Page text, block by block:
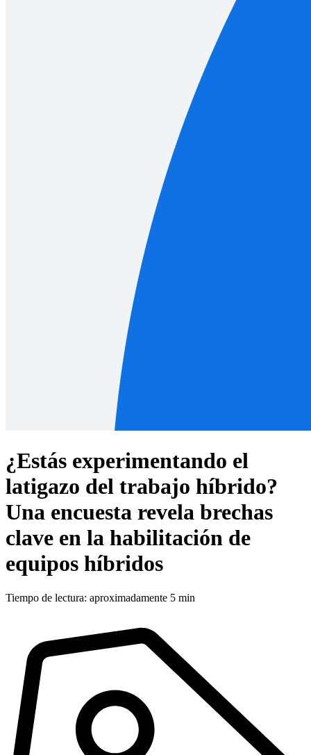
¿Estás experimentando el
latigazo del trabajo híbrido?
Una encuesta revela brechas
clave en la habilitación de
equipos híbridos
Tiempo de lectura: aproximadamente 5 min